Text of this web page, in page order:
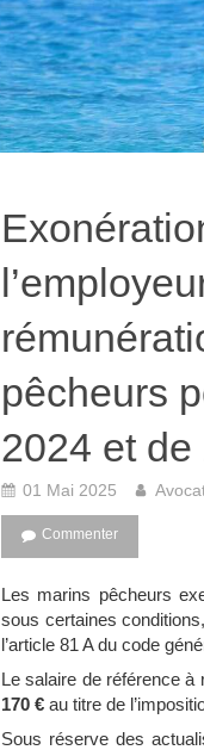
pêcheurs
2024 et de
01 Mai 2025
Commenter
Les marins pêcheurs
sous certaines
l’article 81 A du code
Le salaire de référence à
170 € au titre de
Sous réserve des